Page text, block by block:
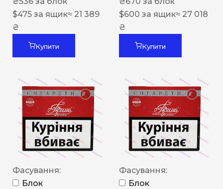
$475 за ящик≈ 21 389
₴
Купити
$600 за ящик≈ 27 018
₴
Купити
Фасування:
Блок
Фасування:
Блок